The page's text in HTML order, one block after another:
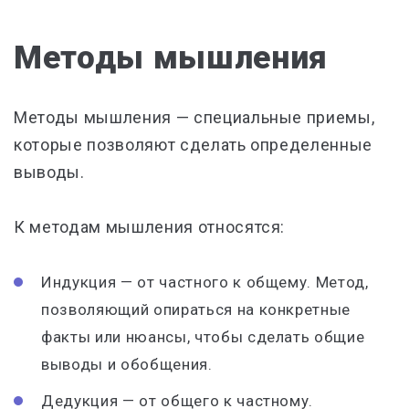
Методы мышления
Методы мышления — специальные приемы,
которые позволяют сделать определенные
выводы.
К методам мышления относятся:
Индукция — от частного к общему. Метод,
позволяющий опираться на конкретные
факты или нюансы, чтобы сделать общие
выводы и обобщения.
Дедукция — от общего к частному.